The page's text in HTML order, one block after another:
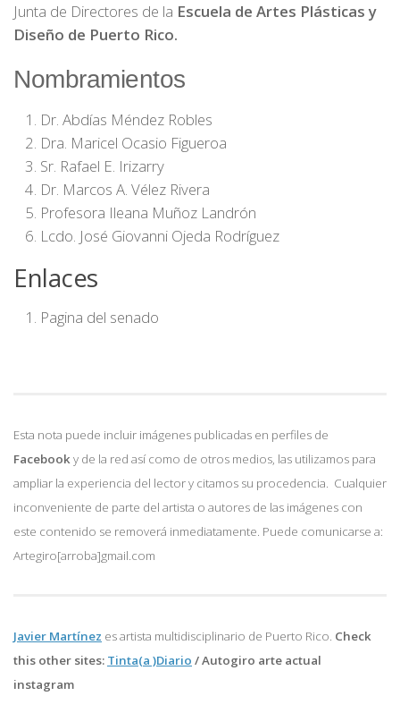
Junta de Directores de la Escuela de Artes Plásticas y
Diseño de Puerto Rico.
Nombramientos
Dr. Abdías Méndez Robles
Dra. Maricel Ocasio Figueroa
Sr. Rafael E. Irizarry
Dr. Marcos A. Vélez Rivera
Profesora Ileana Muñoz Landrón
Lcdo. José Giovanni Ojeda Rodríguez
Enlaces
Pagina del senado
Esta nota puede incluir imágenes publicadas en perfiles de
Facebooky de la red así como de otros medios, las utilizamos para
ampliar la experiencia del lector y citamos su procedencia. Cualquier
inconveniente de parte del artista o autores de las imágenes con
este contenido se removerá inmediatamente. Puede comunicarse a:
Artegiro[arroba]gmail.com
Javier Martínez es artista multidisciplinario de Puerto Rico. Check
this other sites: Tinta(a )Diario /Autogiro arte actual
instagram